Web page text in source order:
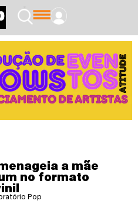
a mãe
no formato
Pop